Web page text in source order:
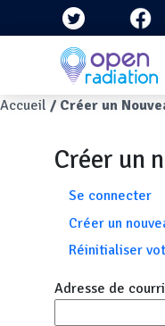
Aller au contenu principal
Fil d'Ariane
Accueil Créer un
Créer un
Onglets
Se connecter
Créer un
Réinitialiser
Adresse de